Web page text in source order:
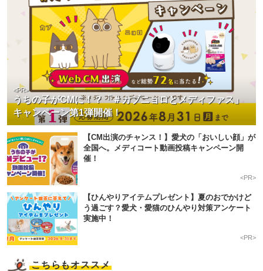
うちの子がCMに！？「＃カブニョロとメディファス」
キャンペーン第1弾開催！
<PR>
【CM出演のチャンス！】愛犬の「おいしい顔」が
全国へ。メディコート動画投稿キャンペーン開
催！
<PR>
【ひんやりアイテムプレゼント】夏のおでかけど
う過ごす？愛犬・愛猫のひんやり対策アンケート
実施中！
<PR>
こちらもオススメ